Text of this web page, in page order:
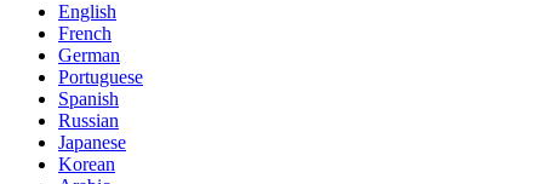
English
French
German
Portuguese
Spanish
Russian
Japanese
Korean